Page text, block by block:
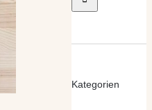
Kategorien